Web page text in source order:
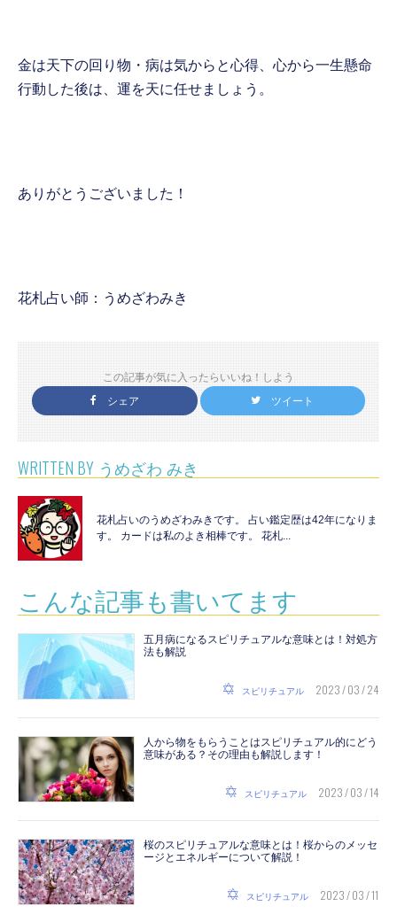
金は天下の回り物・病は気からと心得、心から一生懸命
行動した後は、運を天に任せましょう。
ありがとうございました！
花札占い師：うめざわみき
この記事が気に入ったらいいね！しよう
シェア
ツイート
WRITTEN BY うめざわ みき
花札占いのうめざわみきです。 占い鑑定歴は42年になりま
す。 カードは私のよき相棒です。 花札...
こんな記事も書いてます
五月病になるスピリチュアルな意味とは！対処方
法も解説
スピリチュアル 2023 / 03 / 24
人から物をもらうことはスピリチュアル的にどう
意味がある？その理由も解説します！
スピリチュアル 2023 / 03 / 14
桜のスピリチュアルな意味とは！桜からのメッセ
ージとエネルギーについて解説！
スピリチュアル 2023 / 03 / 11